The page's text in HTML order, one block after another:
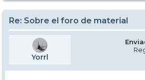
Re: Sobre el foro de material
Yorrl